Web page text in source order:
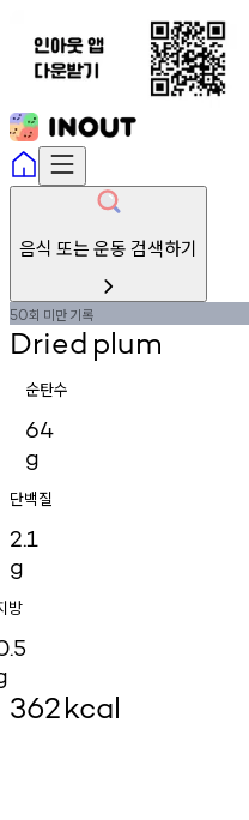
음식 또는 운동 검색하기
50회 미만기록
Dried plum
순탄수
64
g
단백질
2.1
g
방
362kcal